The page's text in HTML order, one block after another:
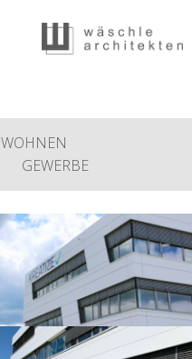
WOHNEN
GEWERBE